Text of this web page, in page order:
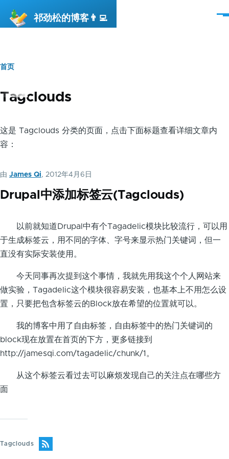
祁劲松的博客👨‍💻
菜
面
包
首页
Tagclouds
这是 Tagclouds 分类的页面，点击下面标题查看详细文章内
容：
由 James Qi, 2012年4月6日
Drupal中添加标签云(Tagclouds)
以前就知道Drupal中有个Tagadelic模块比较流行，可以用
于生成标签云，用不同的字体、字号来显示热门关键词，但一
直没有实际安装使用。
今天同事再次提到这个事情，我就先用我这个个人网站来
做实验，Tagadelic这个模块很容易安装，也基本上不用怎么设
置，只要把包含标签云的Block放在希望的位置就可以。
我的博客中用了自由标签，自由标签中的热门关键词的
block现在放置在首页的下方，更多链接到
http://jamesqi.com/tagadelic/chunk/1。
从这个标签云看过去可以麻烦发现自己的关注点在哪些方
面
Tagclouds